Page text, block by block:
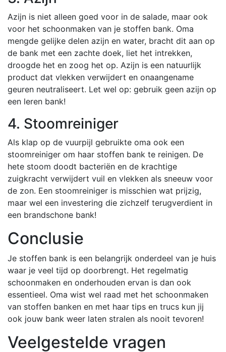
Azijn is niet alleen goed voor in de salade, maar ook
voor het schoonmaken van je stoffen bank. Oma
mengde gelijke delen azijn en water, bracht dit aan op
de bank met een zachte doek, liet het intrekken,
droogde het en zoog het op. Azijn is een natuurlijk
product dat vlekken verwijdert en onaangename
geuren neutraliseert. Let wel op: gebruik geen azijn op
een leren bank!
4. Stoomreiniger
Als klap op de vuurpijl gebruikte oma ook een
stoomreiniger om haar stoffen bank te reinigen. De
hete stoom doodt bacteriën en de krachtige
zuigkracht verwijdert vuil en vlekken als sneeuw voor
de zon. Een stoomreiniger is misschien wat prijzig,
maar wel een investering die zichzelf terugverdient in
een brandschone bank!
Conclusie
Je stoffen bank is een belangrijk onderdeel van je huis
waar je veel tijd op doorbrengt. Het regelmatig
schoonmaken en onderhouden ervan is dan ook
essentieel. Oma wist wel raad met het schoonmaken
van stoffen banken en met haar tips en trucs kun jij
ook jouw bank weer laten stralen als nooit tevoren!
Veelgestelde vragen